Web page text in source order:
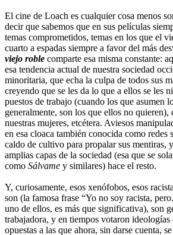
El cine de Loach es cualquier cosa menos
decir que sabemos que en sus películas
temas comprometidos, temas en los que el
cuarto a espadas siempre a favor del más
viejo roble comparte esa misma constante:
esa tendencia actual de nuestra sociedad
minoritaria, que echa la culpa de todos sus
creyendo que se les da lo que a ellos se les
puestos de trabajo (cuando los que asumen
generalmente, son los que ellos no quieren),
nuestras mujeres, etcétera. Aviesos
en esa cloaca también conocida como redes
caldo de cultivo para propalar sus mentiras,
amplias capas de la sociedad (esa que se
como Sálvame y similares) hace el resto.
Y, curiosamente, esos xenófobos, esos
son (la famosa frase “Yo no soy racista,
uno de ellos, es más que significativa), son
trabajadora, y en tiempos votaron ideologías
opuestas a las que ahora, sin darse cuenta,